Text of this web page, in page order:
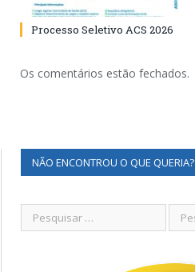
Processo Seletivo ACS 2026
Os comentários estão fechados.
NÃO ENCONTROU O QUE QUERIA?